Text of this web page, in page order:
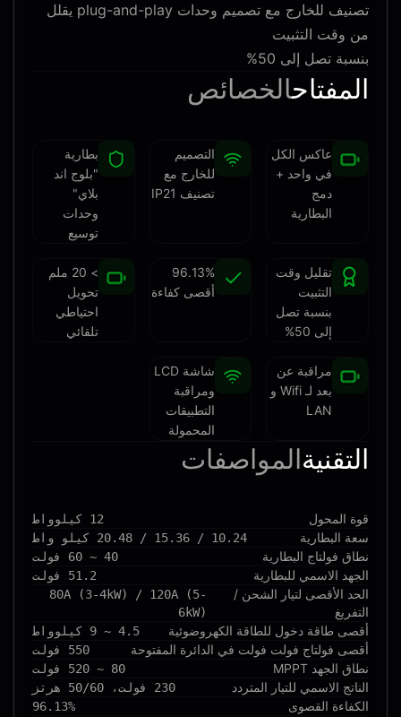
تصنيف للخارج مع تصميم وحدات plug-and-play يقلل
من وقت التثبيت
بنسبة تصل إلى 50%
المفتاحالخصائص
عاكس الكل
في واحد +
البطارية
التصميم
للخارج مع
تصنيف IP21
بطارية
"بلوج اند
وحدات
توسيع
تقليل وقت
التثبيت
بنسبة تصل
96.13%
أقصى كفاءة
> 20 ملم
تحويل
احتياطي
تلقائي
مراقبة عن
بعد لـ Wifi و
شاشة LCD
ومراقبة
التطبيقات
المحمولة
التقنيةالمواصفات
قوة المحول
سعة البطارية 10.24 / 15.36 / 20.48 كيلو واط
نطاق فولتاج البطارية
الجهد الاسمي للبطارية 51.2 فولت
الحد الأقصى لتيار الشحن /
التفريغ
80A (3-4kW) / 120A (5-
أقصى طاقة دخول للطاقة الكهروضوئية
أقصى فولتاج فولت فولت في الدائرة المفتوحة
نطاق الجهد MPPT
الناتج الاسمي للتيار المتردد
الكفاءة القصوى 96.13%